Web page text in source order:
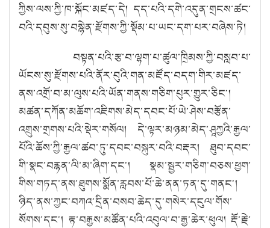
ཀྱིས་ལས་ཀྱི་ཁ་སྐོང་མཛད་དེ། དད་པའི་དགེ་འདུན་གྲངས་ཚང་
བའི་དབུས་སུ་བསྙེན་རྫོགས་ཀྱི་སྡོམ་པ་ཡང་དག་པར་བཞེས་ཏེ།
བསྟན་པའི་རྩ་བ་ལྷག་པ་ཚུལ་ཁྲིམས་ཀྱི་བསླབ་པ་
ཡོངས་སུ་རྫོགས་པའི་ནོར་བུའི་གན་མཛོད་བདག་གིར་མཛད་
ནས་འགྲོ་བ་མ་ལུས་པའི་ཡོན་གནས་གཅིག་པུར་གྱུར་ཅིང༌།
མཚན་དཀོན་མཆོག་འཇིགས་མེད་དབང་པོ་ཡེ་ཤེས་བརྩོན་
འགྲུས་གྲགས་པའི་སྡེར་གསོལ། དེ་ལྟར་མཉམ་མེད་ཤཱཀྱའི་རྒྱལ་
པོའི་ཆོས་ཀྱི་རྒྱལ་ཚབ་ཏུ་དབང་བསྐུར་བའི་བརྡར། ཐུབ་དབང་
གི་སྣང་བརྙན་ལི་མ་ཞིག་དང༌། སྣམ་སྦྱར་གཅིག་བཅས་ཕྱག་
གིས་གཏད་ནས་ཐུགས་སྨོན་རླབས་པོ་ཆེ་ནན་ཏན་དུ་གནང༌།
ཉིད་ནས་ཀྱང་བཀའ་དྲིན་བསབ་ཆེད་དུ་གསེར་དངུལ་གོས་
སོགས་དང༌། རྟ་བརྒྱས་མཚོན་པའི་འབུལ་བ་རྒྱ་ཆེར་ཕུལ། རྡོ་རྗེ་